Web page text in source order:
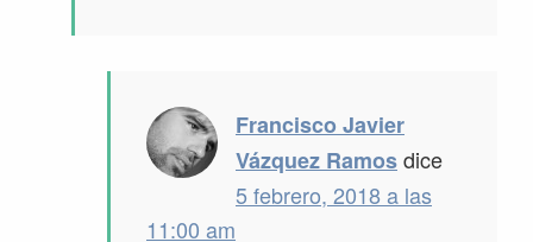
Francisco Javier
Vázquez Ramosdice
5 febrero, 2018 a las
11:00 am